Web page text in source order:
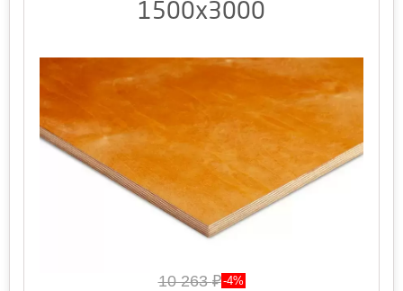
1500х3000
10 263₽-4%